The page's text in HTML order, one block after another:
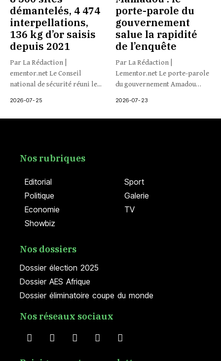
démantelés, 4 474
interpellations,
136 kg d’or saisis
depuis 2021
Par La Rédaction |
ementor.net Le Conseil
national de sécurité réuni le...
2026-07-25
porte-parole du
gouvernement
salue la rapidité
de l’enquête
Par La Rédaction |
Lementor.net Le porte-parole
du gouvernement Amadou
2026-07-23
Editorial
Politique
Economie
Showbiz
Sport
Galerie
TV
Nos rubriques
Dossier élection 2025
Dossier AES Afrique
Dossier éliminatoire coupe du monde
Nos dossiers
Nos réseaux sociaux